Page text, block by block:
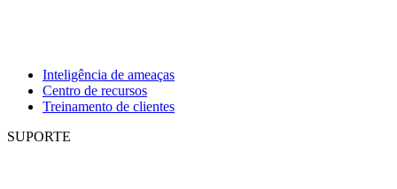
Inteligência de ameaças
Centro de recursos
Treinamento de clientes
SUPORTE